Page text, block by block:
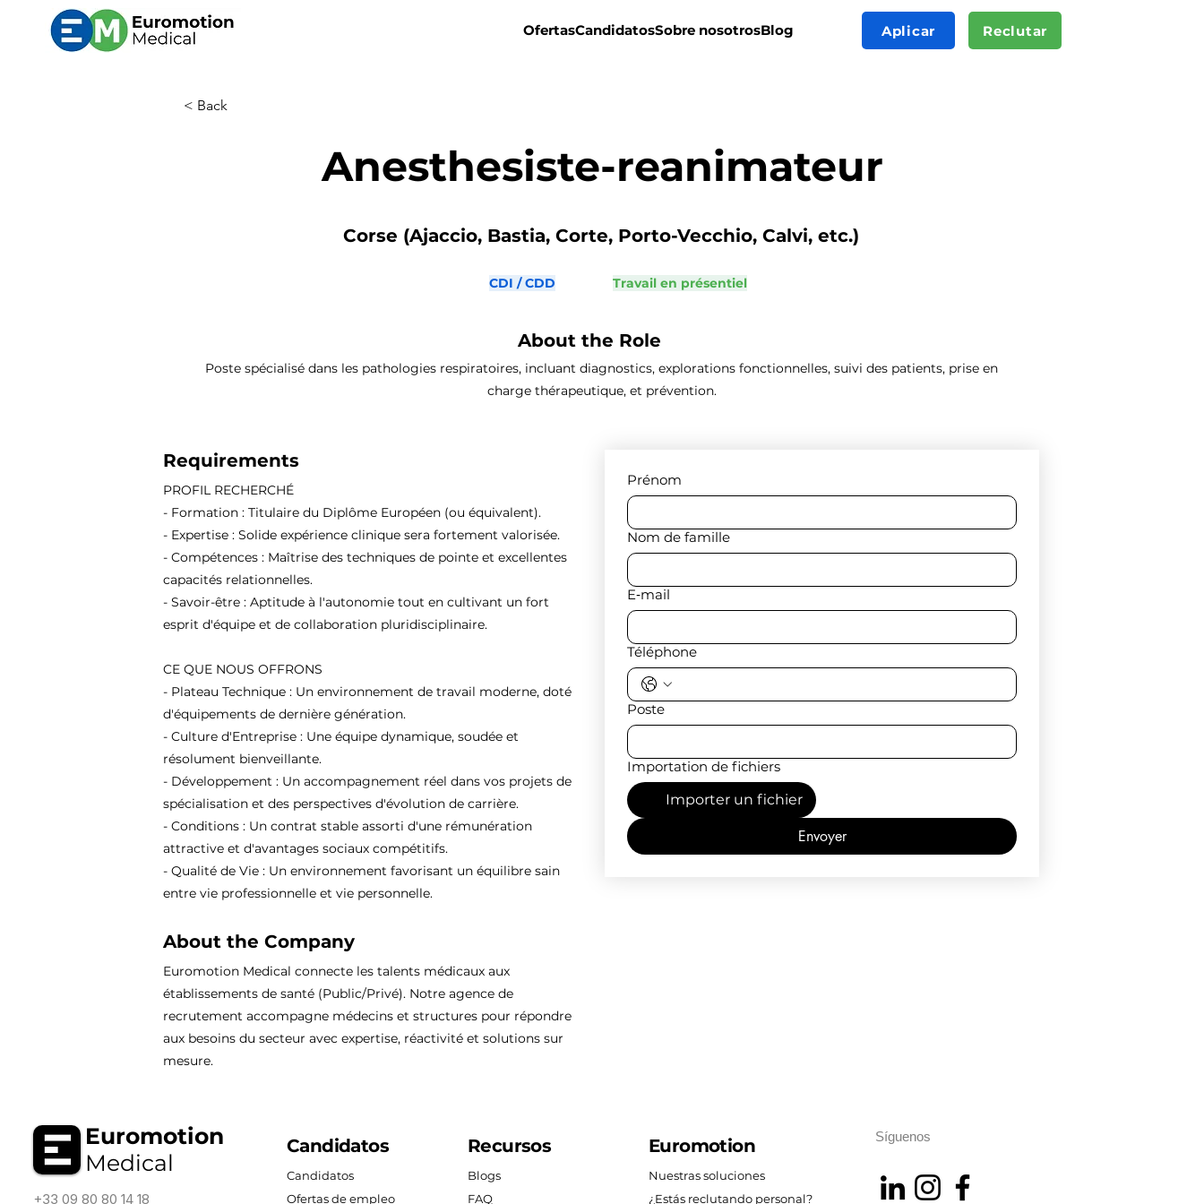
OfertasCandidatosSobre nosotrosBlog Aplicar Reclutar
< Back
Anesthesiste-reanimateur
Corse (Ajaccio, Bastia, Corte, Porto-Vecchio, Calvi, etc.)
CDI / CDD Travail en présentiel
About the Role
Poste spécialisé dans les pathologies respiratoires, incluant diagnostics, explorations fonctionnelles, suivi des patients, prise en
charge thérapeutique, et prévention.
Requirements
PROFIL RECHERCHÉ
- Formation : Titulaire du Diplôme Européen (ou équivalent).
- Expertise : Solide expérience clinique sera fortement valorisée.
- Compétences : Maîtrise des techniques de pointe et excellentes
capacités relationnelles.
- Savoir-être : Aptitude à l'autonomie tout en cultivant un fort
esprit d'équipe et de collaboration pluridisciplinaire.
CE QUE NOUS OFFRONS
- Plateau Technique : Un environnement de travail moderne, doté
d'équipements de dernière génération.
- Culture d'Entreprise : Une équipe dynamique, soudée et
résolument bienveillante.
- Développement : Un accompagnement réel dans vos projets de
spécialisation et des perspectives d'évolution de carrière.
- Conditions : Un contrat stable assorti d'une rémunération
attractive et d'avantages sociaux compétitifs.
- Qualité de Vie : Un environnement favorisant un équilibre sain
entre vie professionnelle et vie personnelle.
About the Company
Euromotion Medical connecte les talents médicaux aux
établissements de santé (Public/Privé). Notre agence de
recrutement accompagne médecins et structures pour répondre
aux besoins du secteur avec expertise, réactivité et solutions sur
mesure.
Prénom
Nom de famille
E‑mail
Téléphone
Poste
Importation de fichiers
Importer un fichier
Envoyer
Euromotion
Medical
+33 09 80 80 14 18
Candidatos
Candidatos
Ofertas de empleo
Recursos
Blogs
FAQ
Euromotion
Nuestras soluciones
¿Estás reclutando personal?
Síguenos